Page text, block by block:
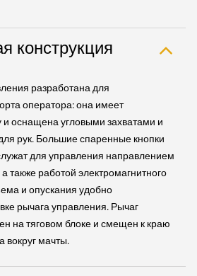
конструкция
разработана для
оператора: она имеет
оснащена угловыми захватами и
рук. Большие спаренные кнопки
для управления направлением
также работой электромагнитного
и опускания удобно
рычага управления. Рычаг
на тяговом блоке и смещен к краю
вокруг мачты.